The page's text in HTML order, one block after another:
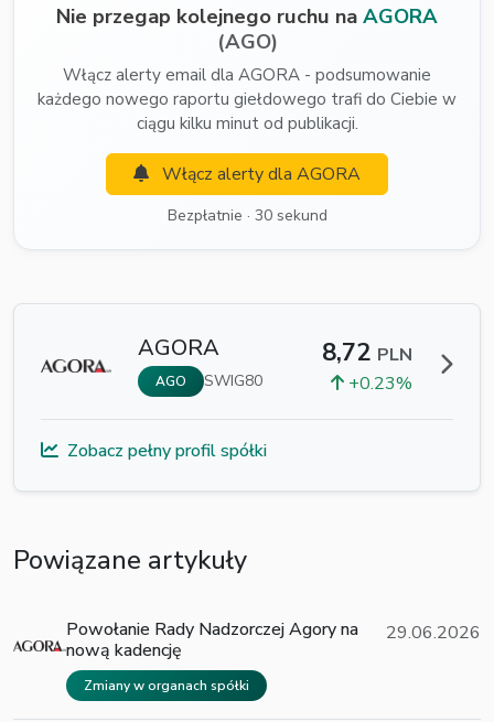
Nie przegap kolejnego ruchu na AGORA
(AGO)
Włącz alerty email dla AGORA - podsumowanie
każdego nowego raportu giełdowego trafi do Ciebie w
ciągu kilku minut od publikacji.
Włącz alerty dla AGORA
Bezpłatnie · 30 sekund
AGORA
AGO SWIG80
8,72 PLN
+0.23%
Zobacz pełny profil spółki
Powiązane artykuły
Powołanie Rady Nadzorczej Agory na
nową kadencję
Zmiany w organach spółki
29.06.2026